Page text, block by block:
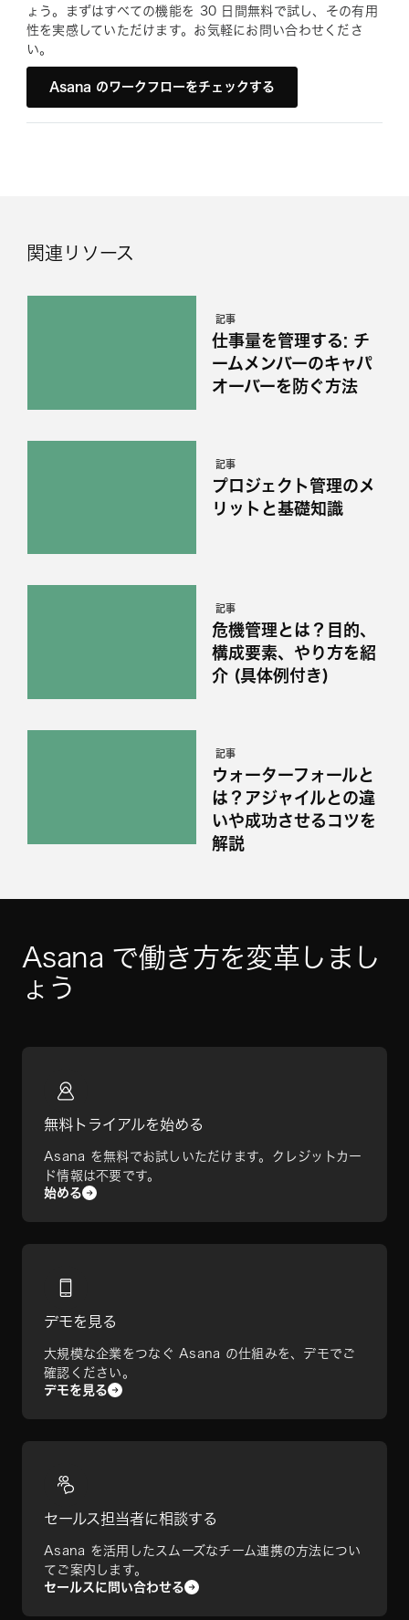
ょう。まずはすべての機能を 30 日間無料で試し、その有用
性を実感していただけます。お気軽にお問い合わせくださ
い。
Asana のワークフローをチェックする
関連リソース
記事
仕事量を管理する: チ
ームメンバーのキャパ
オーバーを防ぐ方法
記事
プロジェクト管理のメ
リットと基礎知識
記事
危機管理とは？目的、
構成要素、やり方を紹
介 (具体例付き)
記事
ウォーターフォールと
は？アジャイルとの違
いや成功させるコツを
解説
Asana で働き方を変革しまし
ょう
無料トライアルを始める
Asana を無料でお試しいただけます。クレジットカー
ド情報は不要です。
始める
デモを見る
大規模な企業をつなぐ Asana の仕組みを、デモでご
確認ください。
デモを見る
セールス担当者に相談する
Asana を活用したスムーズなチーム連携の方法につい
てご案内します。
セールスに問い合わせる